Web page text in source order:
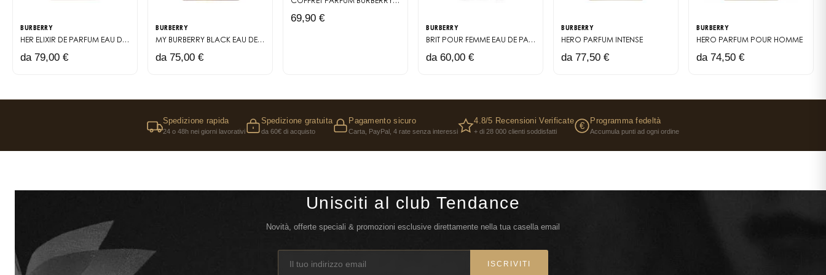
BURBERRY
HER ELIXIR DE PARFUM EAU DE PARFUM INTENSE
da 79,00 €
BURBERRY
MY BURBERRY BLACK EAU DE PARFUM
da 75,00 €
COFFRET PARFUM BURBERRY GODDESS
69,90 €
BURBERRY
BRIT POUR FEMME EAU DE PARFUM
da 60,00 €
BURBERRY
HERO PARFUM INTENSE
da 77,50 €
BURBERRY
HERO PARFUM POUR HOMME
da 74,50 €
Spedizione rapida
24 o 48h nei giorni lavorativi
Spedizione gratuita
da 60€ di acquisto
Pagamento sicuro
Carta, PayPal, 4 rate senza interessi
4.8/5 Recensioni Verificate
+ di 28 000 clienti soddisfatti
€ Programma fedeltà
Accumula punti ad ogni ordine
Unisciti al club Tendance
Novità, offerte speciali & promozioni esclusive direttamente nella tua casella email
ISCRIVITI